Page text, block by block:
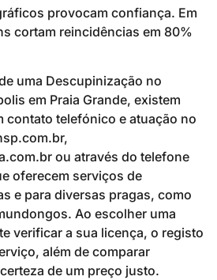
provocam confiança. Em
cortam reincidências em 80%
uma Descupinização no
em Praia Grande, existem
contato telefónico e atuação no
ou através do telefone
oferecem serviços de
e para diversas pragas, como
Ao escolher uma
verificar a sua licença, o registo
além de comparar
de um preço justo.